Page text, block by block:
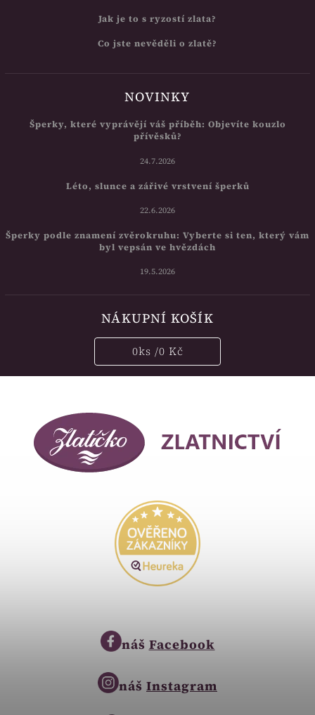
Jak je to s ryzostí zlata?
Co jste nevěděli o zlatě?
NOVINKY
Šperky, které vyprávějí váš příběh: Objevíte kouzlo
přívěsků?
24.7.2026
Léto, slunce a zářivé vrstvení šperků
22.6.2026
Šperky podle znamení zvěrokruhu: Vyberte si ten, který vám
byl vepsán ve hvězdách
19.5.2026
NÁKUPNÍ KOŠÍK
0ks /0 Kč
náš Facebook
náš Instagram